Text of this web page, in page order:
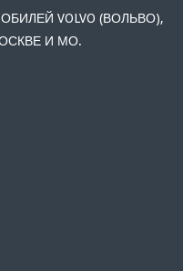
VOLVO (ВОЛЬВО),
И МО.